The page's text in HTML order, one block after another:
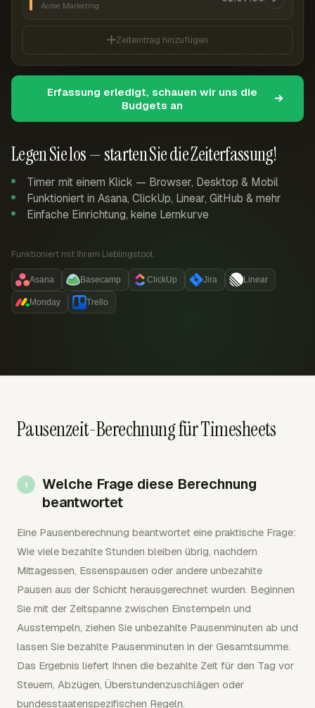
Legen Sie los — starten Sie die Zeiterfassung!
Timer mit einem Klick — Browser, Desktop & Mobil
Funktioniert in Asana, ClickUp, Linear, GitHub & mehr
Einfache Einrichtung, keine Lernkurve
Funktioniert mit Ihrem Lieblingstool:
Asana Basecamp ClickUp Jira Linear
Monday Trello
Acme Marketing
Zeiteintrag hinzufügen
Erfassung erledigt, schauen wir uns die
Budgets an
Pausenzeit-Berechnung für Timesheets
Welche Frage diese Berechnung
beantwortet
Eine Pausenberechnung beantwortet eine praktische Frage:
Wie viele bezahlte Stunden bleiben übrig, nachdem
Mittagessen, Essenspausen oder andere unbezahlte
Pausen aus der Schicht herausgerechnet wurden. Beginnen
Sie mit der Zeitspanne zwischen Einstempeln und
Ausstempeln, ziehen Sie unbezahlte Pausenminuten ab und
lassen Sie bezahlte Pausenminuten in der Gesamtsumme.
Das Ergebnis liefert Ihnen die bezahlte Zeit für den Tag vor
Steuern, Abzügen, Überstundenzuschlägen oder
bundesstaatenspezifischen Regeln.